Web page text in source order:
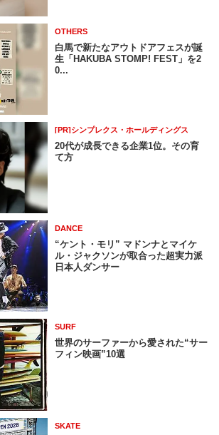
OTHERS
白馬で新たなアウトドアフェスが誕
生「HAKUBA STOMP! FEST」を2
0...
[PR]シンプレクス・ホールディングス
20代が成長できる企業1位。その育
て方
DANCE
“ケント・モリ” マドンナとマイケ
ル・ジャクソンが取合った超実力派
日本人ダンサー
SURF
世界のサーファーから愛された“サー
フィン映画”10選
SKATE